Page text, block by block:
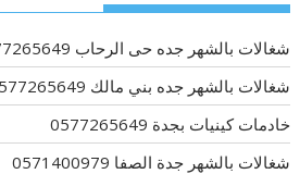
شغالات بالشهر جده حى الرحاب 0577265649
شغالات بالشهر جده بني مالك 0577265649
خادمات كينيات بجدة 0577265649
شغالات بالشهر جدة الصفا 0571400979